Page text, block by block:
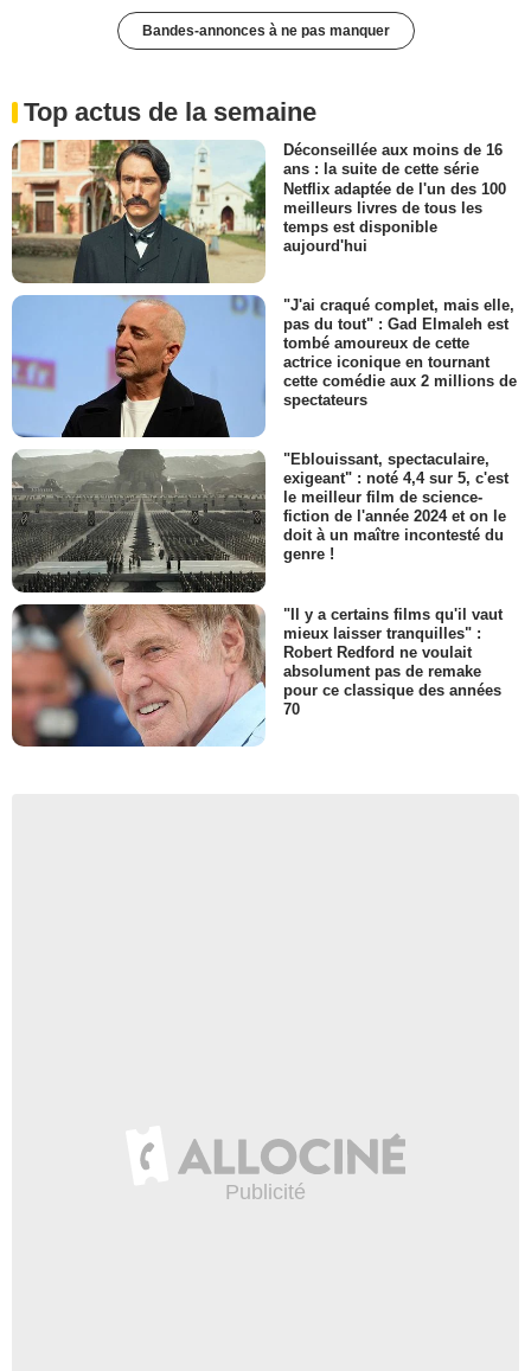
Bandes-annonces à ne pas manquer
Top actus de la semaine
Déconseillée aux moins de 16
ans : la suite de cette série
Netflix adaptée de l'un des 100
meilleurs livres de tous les
temps est disponible
aujourd'hui
"J'ai craqué complet, mais elle,
pas du tout" : Gad Elmaleh est
tombé amoureux de cette
actrice iconique en tournant
cette comédie aux 2 millions de
spectateurs
"Eblouissant, spectaculaire,
exigeant" : noté 4,4 sur 5, c'est
le meilleur film de science-
fiction de l'année 2024 et on le
doit à un maître incontesté du
genre !
"Il y a certains films qu'il vaut
mieux laisser tranquilles" :
Robert Redford ne voulait
absolument pas de remake
pour ce classique des années
70